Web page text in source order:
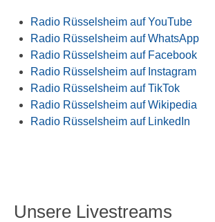
Radio Rüsselsheim auf YouTube
Radio Rüsselsheim auf WhatsApp
Radio Rüsselsheim auf Facebook
Radio Rüsselsheim auf Instagram
Radio Rüsselsheim auf TikTok
Radio Rüsselsheim auf Wikipedia
Radio Rüsselsheim auf LinkedIn
Unsere Livestreams